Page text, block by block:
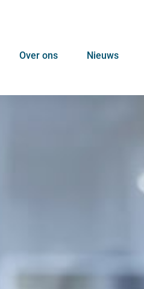
Over ons Nieuws